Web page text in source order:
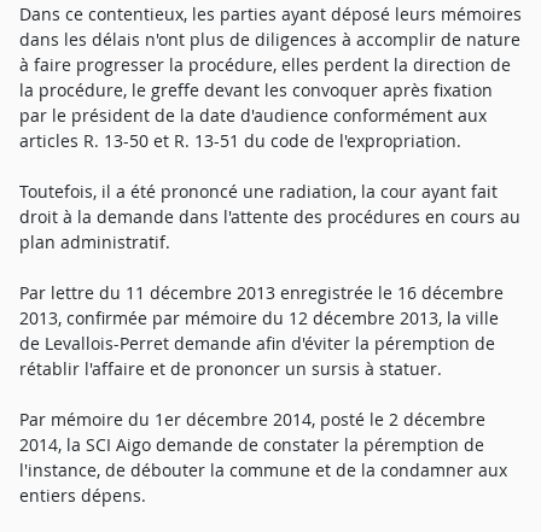
Dans ce contentieux, les parties ayant déposé leurs mémoires
dans les délais n'ont plus de diligences à accomplir de nature
à faire progresser la procédure, elles perdent la direction de
la procédure, le greffe devant les convoquer après fixation
par le président de la date d'audience conformément aux
articles R. 13-50 et R. 13-51 du code de l'expropriation.
Toutefois, il a été prononcé une radiation, la cour ayant fait
droit à la demande dans l'attente des procédures en cours au
plan administratif.
Par lettre du 11 décembre 2013 enregistrée le 16 décembre
2013, confirmée par mémoire du 12 décembre 2013, la ville
de Levallois-Perret demande afin d'éviter la péremption de
rétablir l'affaire et de prononcer un sursis à statuer.
Par mémoire du 1er décembre 2014, posté le 2 décembre
2014, la SCI Aigo demande de constater la péremption de
l'instance, de débouter la commune et de la condamner aux
entiers dépens.